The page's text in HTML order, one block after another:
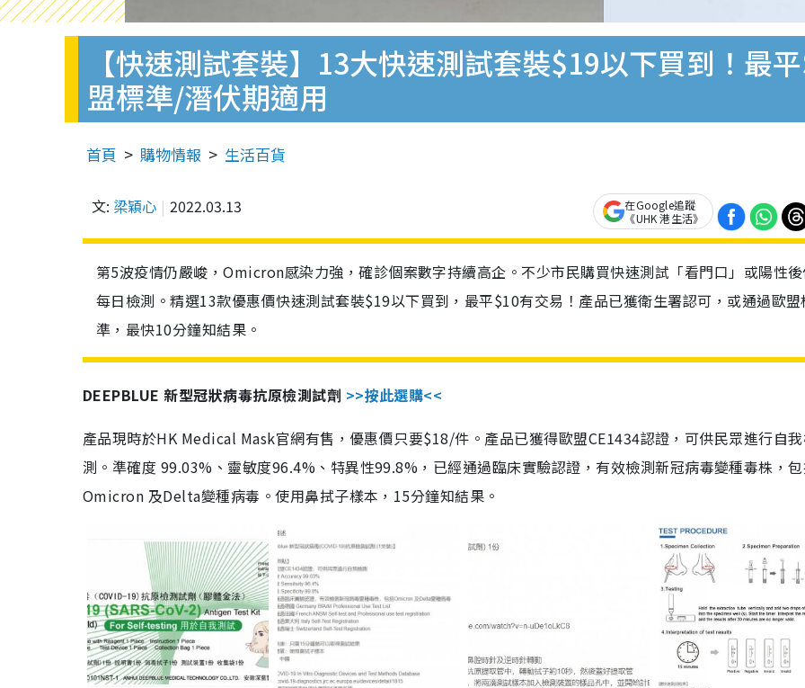
【快速測試套裝】13大快速測試套裝$19以下買到！最
盟標準/潛伏期適用
首頁 購物情報 生活百貨
文: 梁穎心 2022.03.13
在Google追蹤
《UHK 港生活》
第5波疫情仍嚴峻，Omicron感染力強，確診個案數字持續高企。不少市民購買快速測試「看門口」或陽性
每日檢測。精選13款優惠價快速測試套裝$19以下買到，最平$10有交易！產品已獲衛生署認可，或通過歐盟
準，最快10分鐘知結果。
DEEPBLUE 新型冠狀病毒抗原檢測試劑 >>按此選購<<
產品現時於HK Medical Mask官網有售，優惠價只要$18/件。產品已獲得歐盟CE1434認證，可供民眾進行自
測。準確度 99.03%、靈敏度96.4%、特異性99.8%，已經通過臨床實驗認證，有效檢測新冠病毒變種毒株，
Omicron 及Delta變種病毒。使用鼻拭子樣本，15分鐘知結果。